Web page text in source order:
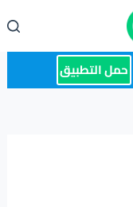
حمل التطبيق